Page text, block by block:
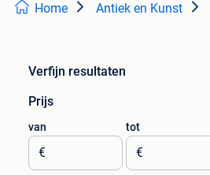
Home Antiek en Kunst
Verfijn resultaten
Prijs
van
€
tot
€